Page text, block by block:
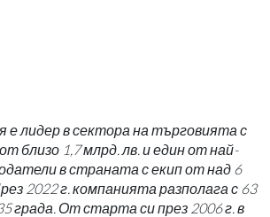
е лидер в сектора на търговията с
близо 1,7 млрд. лв. и един от най-
в страната с екип от над 6
2022 г. компанията разполага с 63
града. От старта си през 2006 г. в